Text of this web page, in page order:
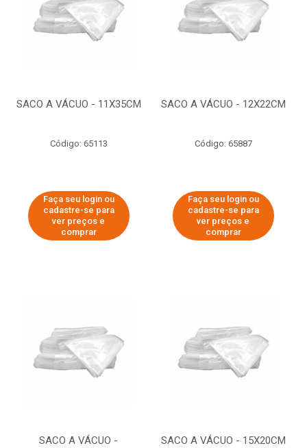
SACO A VÁCUO - 11X35CM
Código: 65113
Faça seu login ou
cadastre-se para
ver preços e
comprar
SACO A VÁCUO - 12X22CM
Código: 65887
Faça seu login ou
cadastre-se para
ver preços e
comprar
SACO A VÁCUO -
SACO A VÁCUO - 15X20CM